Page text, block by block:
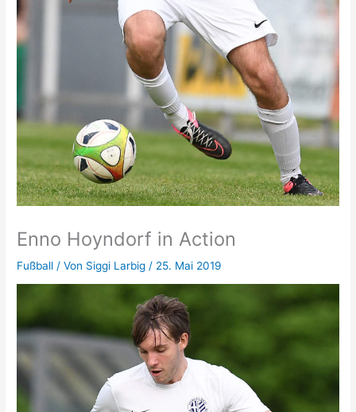
Enno Hoyndorf in Action
Fußball / Von Siggi Larbig / 25. Mai 2019